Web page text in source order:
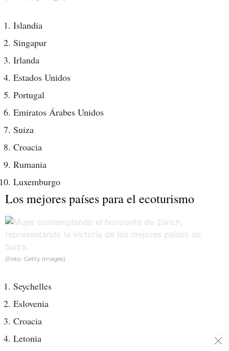
Islandia
Singapur
Irlanda
Estados Unidos
Portugal
Emiratos Árabes Unidos
Suiza
Croacia
Rumania
Luxemburgo
Los mejores países para el ecoturismo
(Foto: Getty Images)
Seychelles
Eslovenia
Croacia
Letonia